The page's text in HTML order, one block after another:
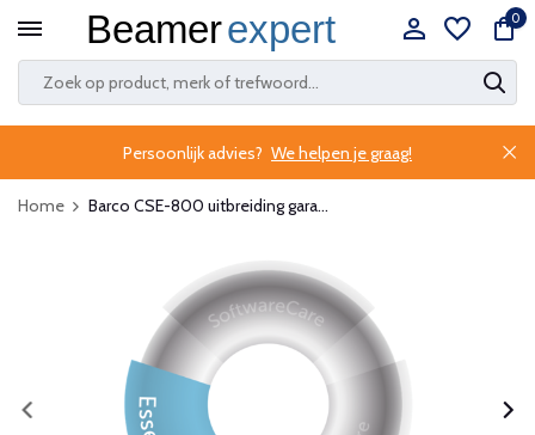
0
Persoonlijk advies? We helpen je graag!
Home Barco CSE-800 uitbreiding gara...